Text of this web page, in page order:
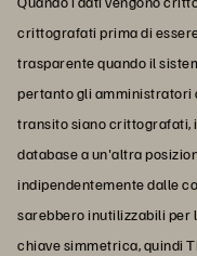
crittografati prima di
trasparente quando il
pertanto gli amministratori
transito siano crittografati,
database a un'altra
indipendentemente dalle
sarebbero inutilizzabili per
chiave simmetrica, quindi